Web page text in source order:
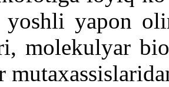
yapon
molekulyar